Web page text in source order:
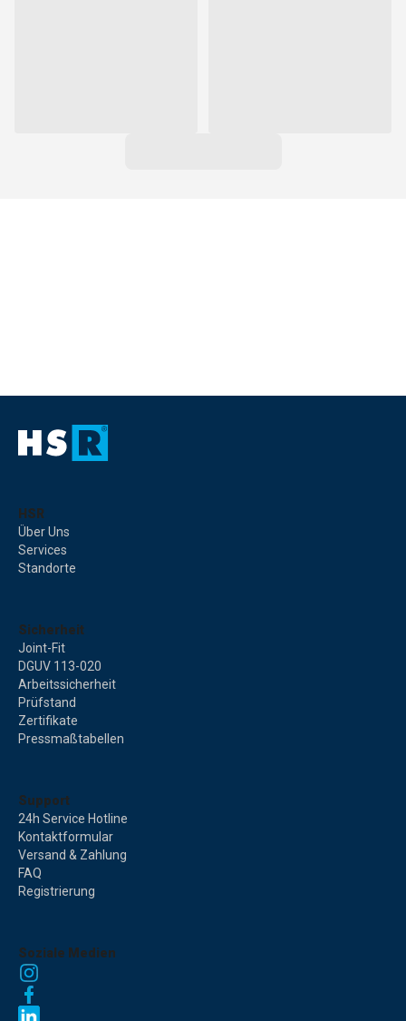
HSR
Über Uns
Services
Standorte
Sicherheit
Joint-Fit
DGUV 113-020
Arbeitssicherheit
Prüfstand
Zertifikate
Pressmaßtabellen
Support
24h Service Hotline
Kontaktformular
Versand & Zahlung
FAQ
Registrierung
Soziale Medien